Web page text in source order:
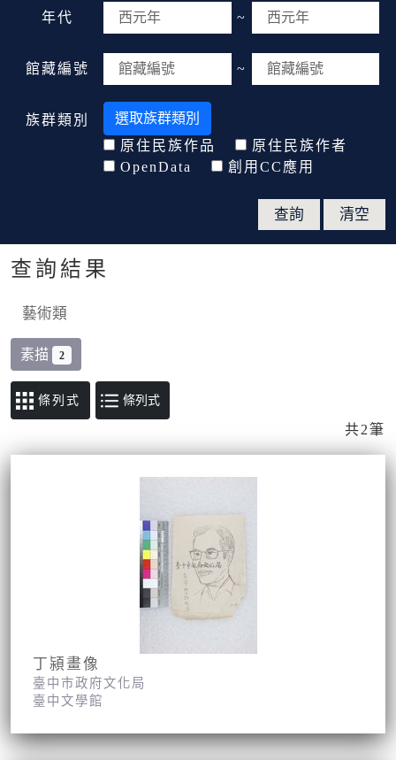
年代 ~
館藏編號 ~
族群類別
選取族群類別
原住民族作品
原住民族作者
OpenData
創用CC應用
查詢結果
藝術類
素描 2
條列式
共2筆
丁潁畫像
臺中市政府文化局
臺中文學館